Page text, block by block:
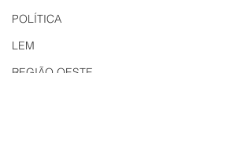
POLÍTICA
LEM
REGIÃO OESTE